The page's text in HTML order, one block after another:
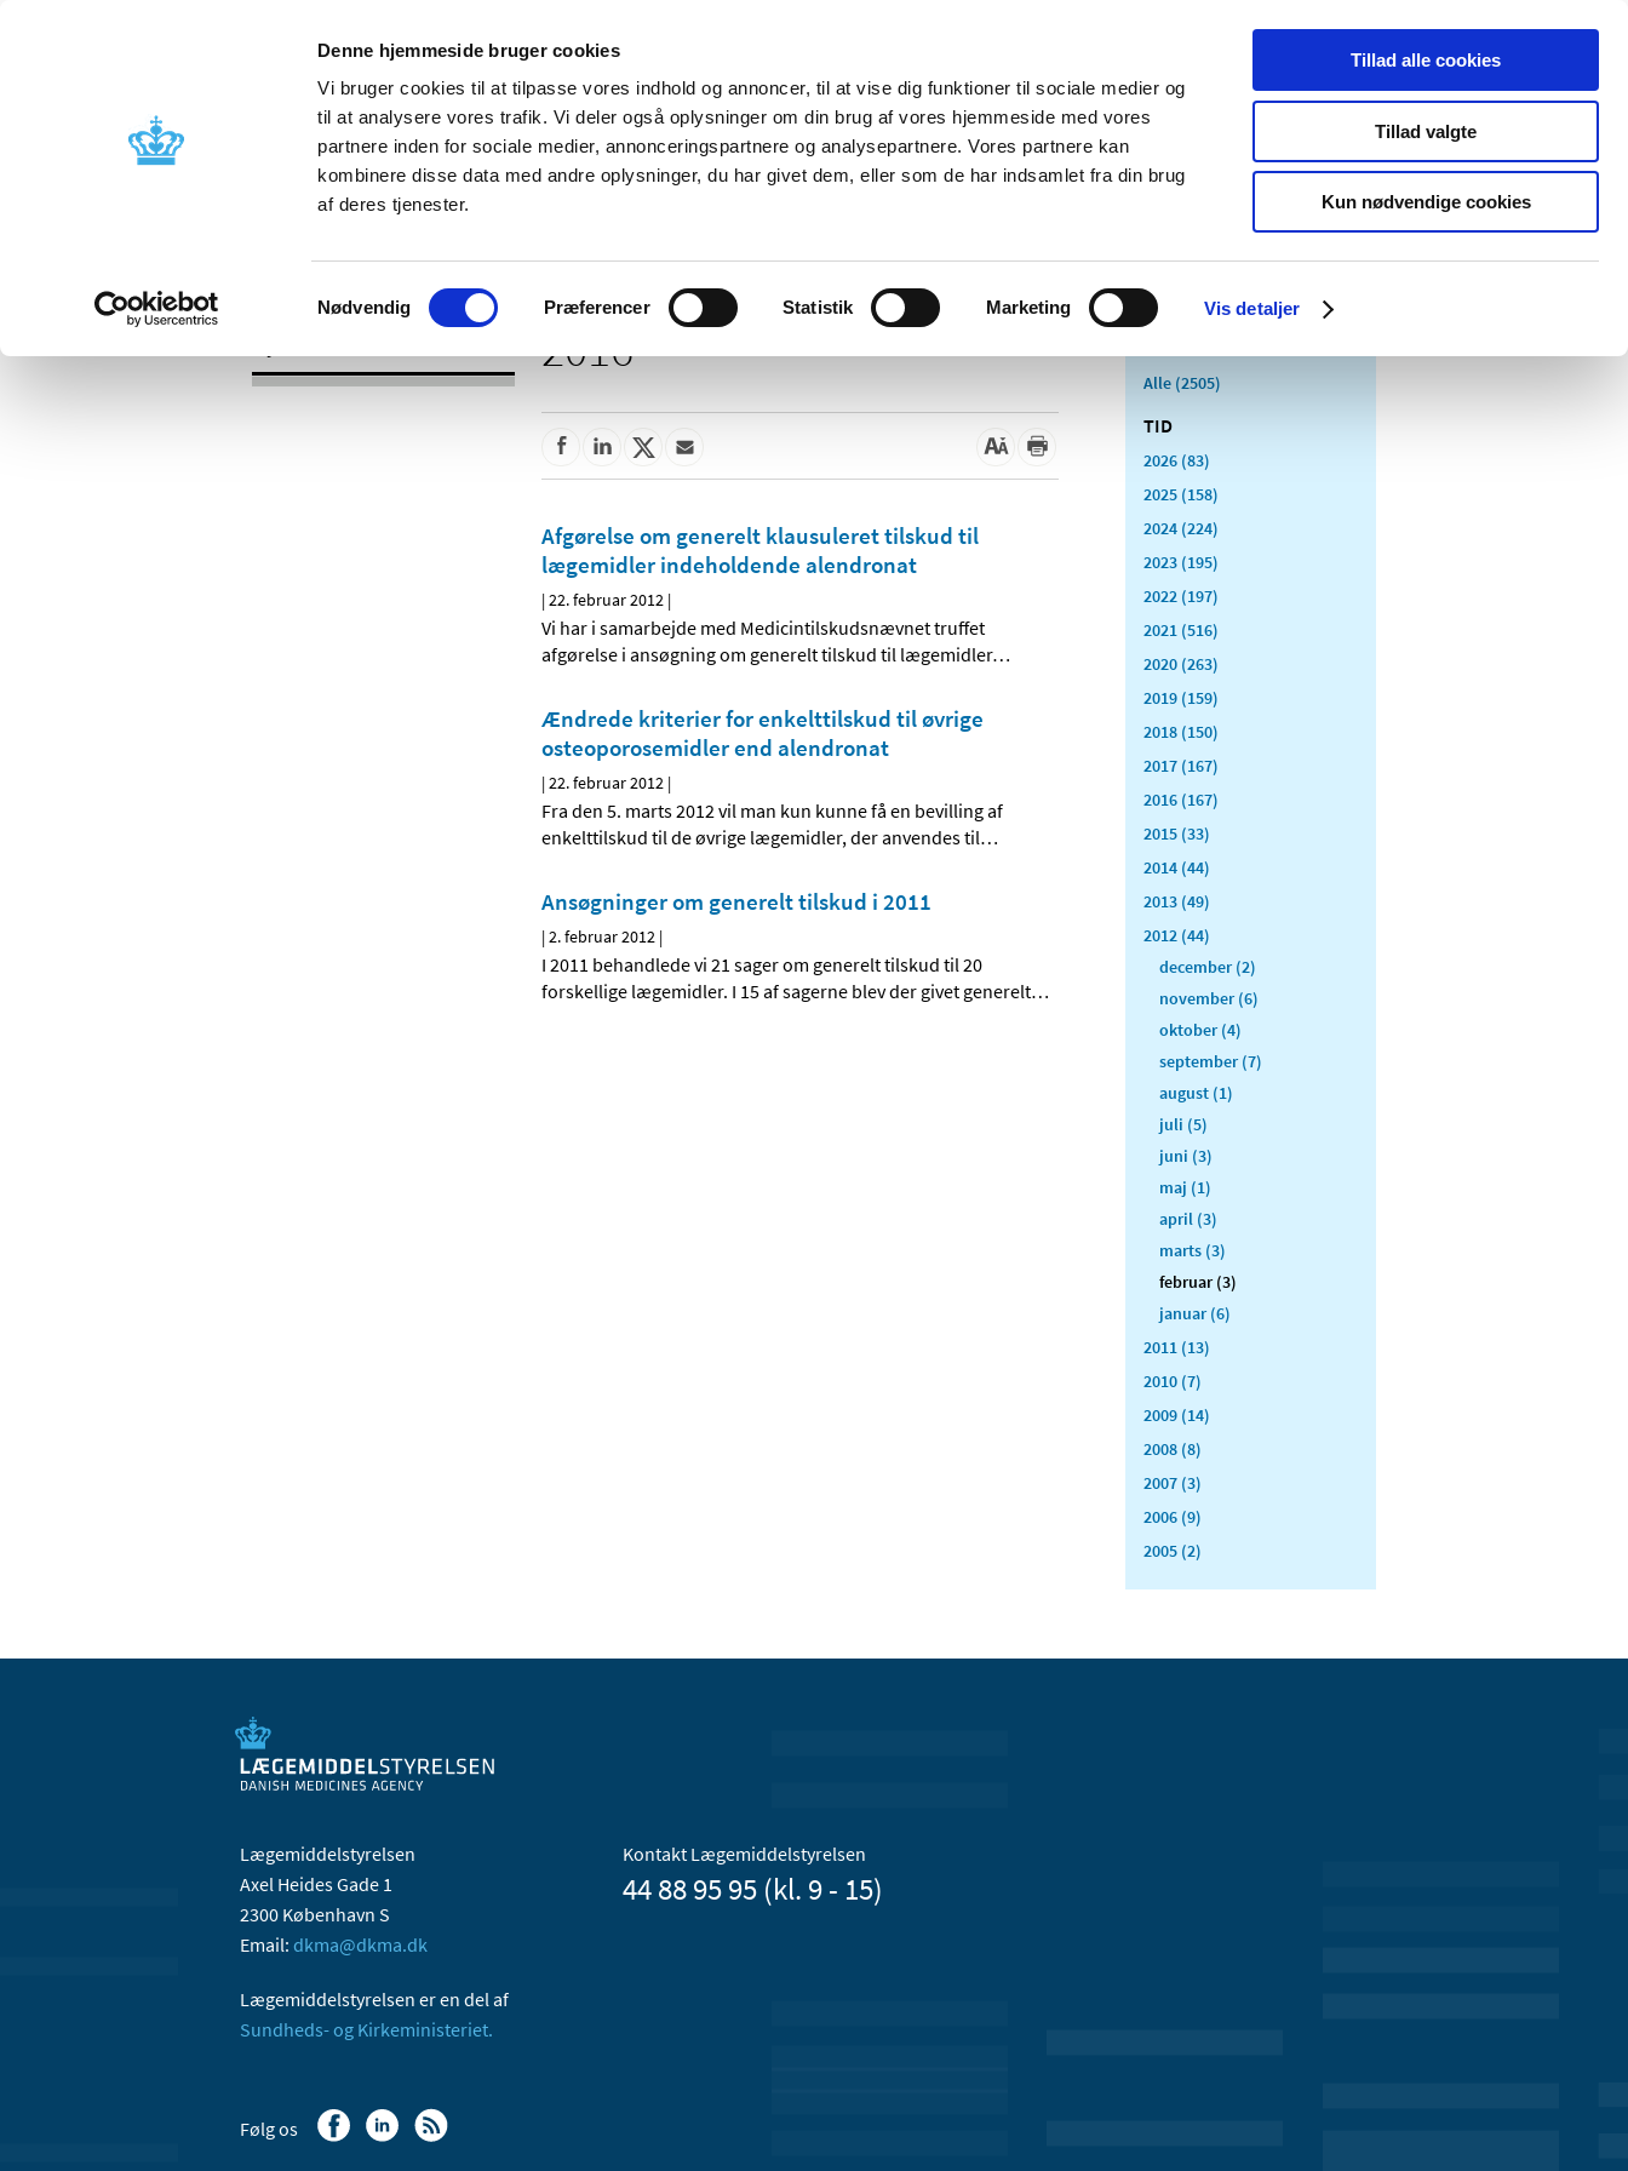
Denne hjemmeside bruger cookies
Vi bruger cookies til at tilpasse vores indhold og annoncer, til at vise dig funktioner til sociale medier og
til at analysere vores trafik. Vi deler også oplysninger om din brug af vores hjemmeside med vores
partnere inden for sociale medier, annonceringspartnere og analysepartnere. Vores partnere kan
kombinere disse data med andre oplysninger, du har givet dem, eller som de har indsamlet fra din brug
af deres tjenester.
Samtykkevalg
Nødvendig Præferencer Statistik Marketing Vis detaljer
Tillad alle cookies
Tillad valgte
Kun nødvendige cookies
Nyheder Om os Kontakt Udgivelser
Godkendelse og
Bivirkninger og
produktinformation
Tilskud og
Apoteker og salg af
Medicinsk
Særlige
produktområder
2016
Afgørelse om generelt klausuleret tilskud til
lægemidler indeholdende alendronat
|22. februar 2012 |
Vi har i samarbejde med Medicintilskudsnævnet truffet
afgørelse i ansøgning om generelt tilskud til lægemidler…
Ændrede kriterier for enkelttilskud til øvrige
osteoporosemidler end alendronat
|22. februar 2012 |
Fra den 5. marts 2012 vil man kun kunne få en bevilling af
enkelttilskud til de øvrige lægemidler, der anvendes til…
Ansøgninger om generelt tilskud i 2011
|2. februar 2012 |
I 2011 behandlede vi 21 sager om generelt tilskud til 20
forskellige lægemidler. I 15 af sagerne blev der givet generelt…
Alle (2505)
TID
2026 (83)
2025 (158)
2024 (224)
2023 (195)
2022 (197)
2021 (516)
2020 (263)
2019 (159)
2018 (150)
2017 (167)
2016 (167)
2015 (33)
2014 (44)
2013 (49)
2012 (44)
december (2)
november (6)
oktober (4)
september (7)
august (1)
juli (5)
juni (3)
maj (1)
april (3)
marts (3)
februar (3)
januar (6)
2011 (13)
2010 (7)
2009 (14)
2008 (8)
2007 (3)
2006 (9)
2005 (2)
Lægemiddelstyrelsen
Axel Heides Gade 1
2300 København S
Email: dkma@dkma.dk
Lægemiddelstyrelsen er en del af
Sundheds- og Kirkeministeriet.
Kontakt Lægemiddelstyrelsen
44 88 95 95 (kl. 9 - 15)
Følg os